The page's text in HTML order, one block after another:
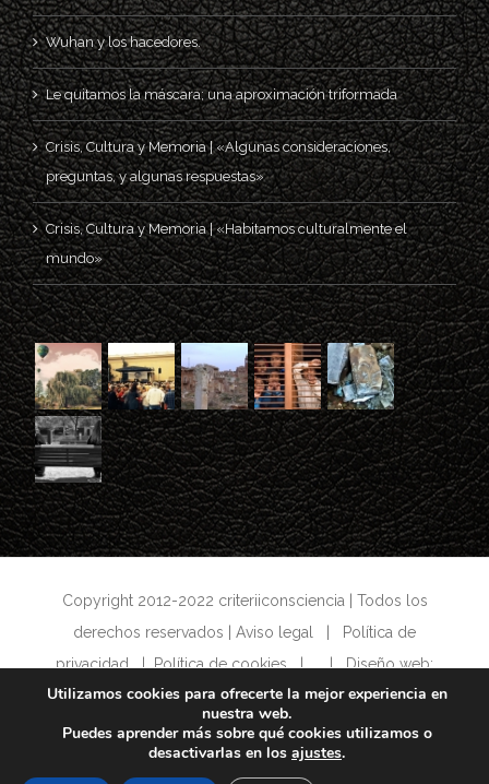
Wuhan y los hacedores.
Le quitamos la máscara; una aproximación triformada
Crisis, Cultura y Memoria | «Algunas consideraciones,
preguntas, y algunas respuestas»
Crisis, Cultura y Memoria | «Habitamos culturalmente el
mundo»
Copyright 2012-2022 criteriiconsciencia | Todos los
derechos reservados | Aviso legal
Política de
privacidad | Política de cookies | | Diseño web:
www.locutoriomallorca.com
Utilizamos cookies para ofrecerte la mejor experiencia en
nuestra web.
Puedes aprender más sobre qué cookies utilizamos o
desactivarlas en los ajustes.